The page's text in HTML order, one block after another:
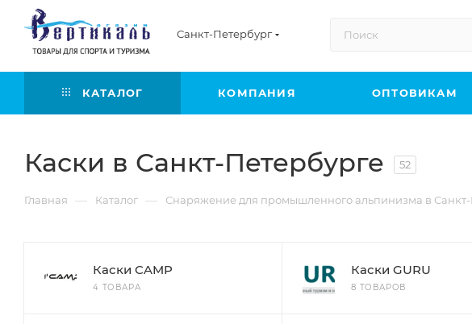
Санкт-Петербург
КАТАЛОГ КОМПАНИЯ ОПТОВИКАМ
Каски в Санкт-Петербурге 52
Главная — Каталог — Снаряжение для промышленного альпинизма в Санкт-
Каски CAMP
4 ТОВАРА
Каски GURU
8 ТОВАРОВ